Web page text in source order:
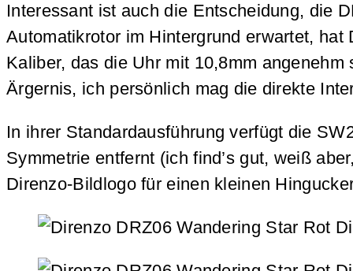
Interessant ist auch die Entscheidung, die
Automatikrotor im Hintergrund erwartet,
Kaliber, das die Uhr mit 10,8mm
Ärgernis, ich persönlich mag die direkte
In ihrer Standardausführung verfügt die
Symmetrie entfernt (ich find’s gut, weiß
Direnzo-Bildlogo für einen kleinen